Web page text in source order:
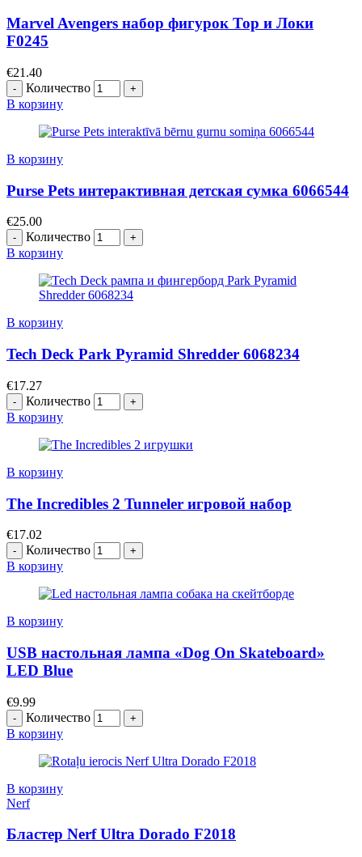
Marvel Avengers набор фигурок Тор и Локи
F0245
€21.40
Количество
В корзину
В корзину
Purse Pets интерактивная детская сумка 6066544
€25.00
Количество
В корзину
В корзину
Tech Deck Park Pyramid Shredder 6068234
€17.27
Количество
В корзину
В корзину
The Incredibles 2 Tunneler игровой набор
€17.02
Количество
В корзину
В корзину
USB настольная лампа «Dog On Skateboard»
LED Blue
€9.99
Количество
В корзину
В корзину
Nerf
Бластер Nerf Ultra Dorado F2018